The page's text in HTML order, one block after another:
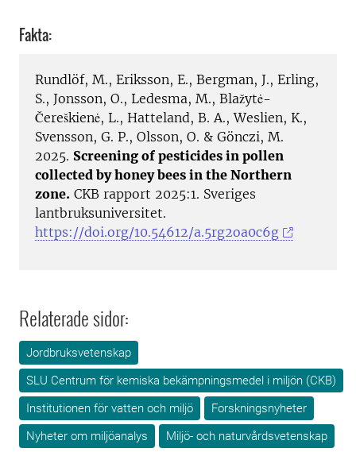
Fakta:
Rundlöf, M., Eriksson, E., Bergman, J., Erling,
S., Jonsson, O., Ledesma, M., Blažytė-
Čereškienė, L., Hatteland, B. A., Weslien, K.,
Svensson, G. P., Olsson, O. & Gönczi, M.
2025. Screening of pesticides in pollen
collected by honey bees in the Northern
zone. CKB rapport 2025:1. Sveriges
lantbruksuniversitet.
https://doi.org/10.54612/a.5rg2oa0c6g
Relaterade sidor:
Jordbruksvetenskap
SLU Centrum för kemiska bekämpningsmedel i miljön (CKB)
Institutionen för vatten och miljö
Forskningsnyheter
Nyheter om miljöanalys
Miljö- och naturvårdsvetenskap